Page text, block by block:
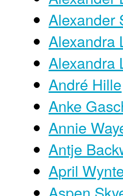
Alexander
Alexandra
Alexandra
André Hille
Anke
Annie
Antje
April